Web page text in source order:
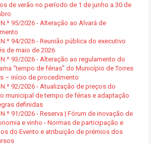
de verão no período de 1 de junho a 30 de
95/2026 - Alteração ao Alvará de
94/2026 - Reunião pública do executivo
de maio de 2026
93/2026 - Alteração ao regulamento do
“tempo de férias” do Município de Torres
– início de procedimento
92/2026 - Atualização de preços do
municipal de tempo de férias e adaptação
definidas
91/2026 - Reserva | Fórum de inovação de
e vinho - Normas de participação e
do Evento e atribuição de prémios dos